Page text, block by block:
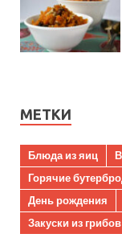
МЕТКИ
Блюда из яиц
Горячие
День рождения
Закуски из